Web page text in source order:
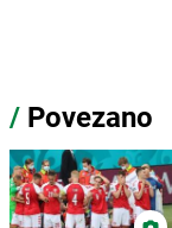
/ Povezano